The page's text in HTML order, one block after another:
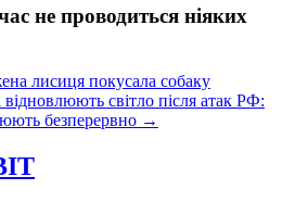
не проводиться ніяких
лисиця покусала собаку
світло після атак РФ:
безперервно →